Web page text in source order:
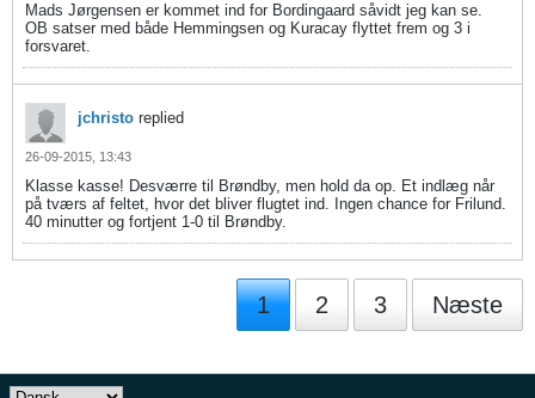
Mads Jørgensen er kommet ind for Bordingaard såvidt jeg kan se.
OB satser med både Hemmingsen og Kuracay flyttet frem og 3 i
forsvaret.
jchristo replied
26-09-2015, 13:43
Klasse kasse! Desværre til Brøndby, men hold da op. Et indlæg når
på tværs af feltet, hvor det bliver flugtet ind. Ingen chance for Frilund.
40 minutter og fortjent 1-0 til Brøndby.
1 2 3 Næste